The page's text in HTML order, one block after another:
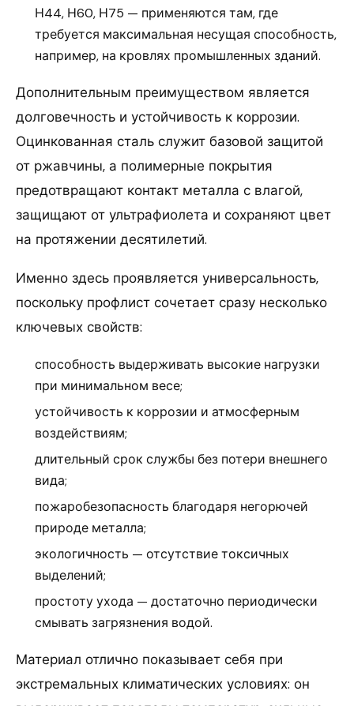
Н44, Н60, Н75 — применяются там, где
требуется максимальная несущая способность,
например, на кровлях промышленных зданий.
Дополнительным преимуществом является
долговечность и устойчивость к коррозии.
Оцинкованная сталь служит базовой защитой
от ржавчины, а полимерные покрытия
предотвращают контакт металла с влагой,
защищают от ультрафиолета и сохраняют цвет
на протяжении десятилетий.
Именно здесь проявляется универсальность,
поскольку профлист сочетает сразу несколько
ключевых свойств:
способность выдерживать высокие нагрузки
при минимальном весе;
устойчивость к коррозии и атмосферным
воздействиям;
длительный срок службы без потери внешнего
вида;
пожаробезопасность благодаря негорючей
природе металла;
экологичность — отсутствие токсичных
выделений;
простоту ухода — достаточно периодически
смывать загрязнения водой.
Материал отлично показывает себя при
экстремальных климатических условиях: он